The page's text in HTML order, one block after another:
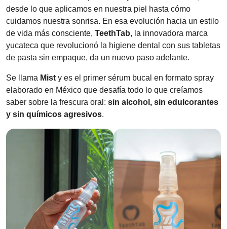
desde lo que aplicamos en nuestra piel hasta cómo
cuidamos nuestra sonrisa. En esa evolución hacia un estilo
de vida más consciente, TeethTab, la innovadora marca
yucateca que revolucionó la higiene dental con sus tabletas
de pasta sin empaque, da un nuevo paso adelante.
Se llama Mist y es el primer sérum bucal en formato spray
elaborado en México que desafía todo lo que creíamos
saber sobre la frescura oral: sin alcohol, sin edulcorantes
y sin químicos agresivos.